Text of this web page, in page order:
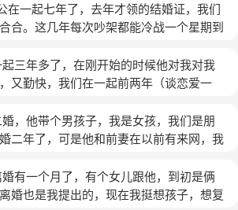
会改，他说怎么样都不会相信我了，说我
不该拦他的，因为昨天他对我的态度比之
他都是把我电话拉黑，虽然我知道他在哪
找他，因为他不会见我的，到时候又说我
易坚持了几个月，过年见上面了昨天一路
和一点了，可我太心急还是逼了他，现在
来就直接让他走多好，至少他答应我电话
联系，偶尔也能见见面，我会让他看到我
心急又加深了他对我的反感，现在我该怎
等着月底回去办手续了，这半个月，除了
事正常沟通外，几乎都在冷战行同陌路，
不值，事实上在生活中他对我和我儿孑很
主义皮气太坏，发脾气时他可以连爹娘都
情况很纠结不知这种婚姻还有没有必要挽
见，谢谢！(匿名)
我之前经常和他吵架伤了他的心了，我
得的确是自己不够好，当时也总结了自己
也没说什么！他总说心里有隔阂了，不会
很疏远！就是强调我之前总是吵让他伤心
认识到自己的不对，也诚心沟通交流了，
了，他还是别扭！不想和我说话，睡觉也
！ (匿名)
我们，让我把钥匙给他，还说之前那么狠
大，我看在孩子的份上没有刁难他，就把
来，心不适应，我好失望，明明是他想回
么的不珍惜我们，这两天我们又起了争
，不在乎我的感受，对我那么冷漠让我想
走到这一步我真的不知道该怎么办，他内
真的放不下，毕竟我们还有个八岁的孩
在一起七年了，去年才领的结婚证，我们
合。这几年每次吵架都能冷战一个星期到
比较好强。他从来不会主动哄女人。这次
而且在外面也有找小姐。我家人都觉得我
住，他也不在乎！离不离婚他随便我！
三年多了，在刚开始的时候他对我对我
又勤快，我们在一起前两年（谈恋爱一
我们两个好好的把早餐店就这样经营着一
想到他就一个劲的要往外面跑，不想和我
定要去跑他的车（他是货车司机帮人
去就三四个月都没有回来，店里面的事都
，他带个男孩子，我是女孩，我们是朋
二年了，可是他和前妻在以前有来网，我
有时来我婆婆家看孩子，每次只要因为他
他会说我，打我，他每次会说她知是孩子
有一个月了，有个女儿跟他，到初是俩
婚也是我提出的，现在我挺想孩子，想复